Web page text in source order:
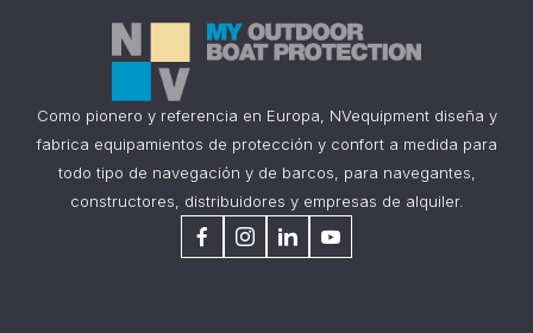
Como pionero y referencia en Europa, NVequipment diseña y
fabrica equipamientos de protección y confort a medida para
todo tipo de navegación y de barcos, para navegantes,
constructores, distribuidores y empresas de alquiler.